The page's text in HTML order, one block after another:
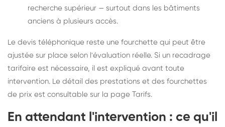
recherche supérieur — surtout dans les bâtiments
anciens à plusieurs accès.
Le devis téléphonique reste une fourchette qui peut être
ajustée sur place selon l'évaluation réelle. Si un recadrage
tarifaire est nécessaire, il est expliqué avant toute
intervention. Le détail des prestations et des fourchettes
de prix est consultable sur la page Tarifs.
En attendant l'intervention : ce qu'il